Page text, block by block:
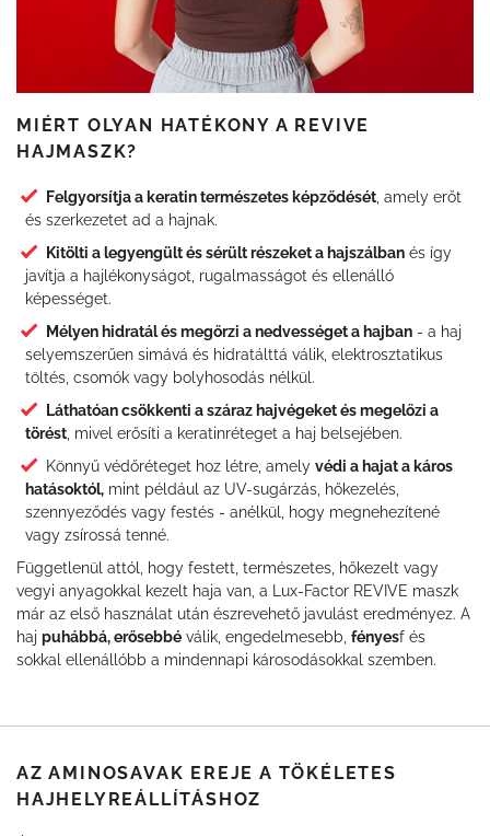
MIÉRT OLYAN HATÉKONY A REVIVE
HAJMASZK?
Felgyorsítja a keratin természetes képződését, amely erőt
és szerkezetet ad a hajnak.
Kitölti a legyengült és sérült részeket a hajszálbanés így
javítja a hajlékonyságot, rugalmasságot és ellenálló
képességet.
Mélyen hidratál és megőrzi a nedvességet a hajban- a haj
selyemszerűen simává és hidratálttá válik, elektrosztatikus
töltés, csomók vagy bolyhosodás nélkül.
Láthatóan csökkenti a száraz hajvégeket és megelőzi a
törést, mivel erősíti a keratinréteget a haj belsejében.
Könnyű védőréteget hoz létre, amely védi a hajat a káros
hatásoktól, mint például az UV-sugárzás, hőkezelés,
szennyeződés vagy festés - anélkül, hogy megnehezítené
vagy zsírossá tenné.
Függetlenül attól, hogy festett, természetes, hőkezelt vagy
vegyi anyagokkal kezelt haja van, a Lux-Factor REVIVE maszk
már az első használat után észrevehető javulást eredményez. A
haj puhábbá, erősebbé válik, engedelmesebb, fényesf és
sokkal ellenállóbb a mindennapi károsodásokkal szemben.
AZ AMINOSAVAK EREJE A TÖKÉLETES
HAJHELYREÁLLÍTÁSHOZ